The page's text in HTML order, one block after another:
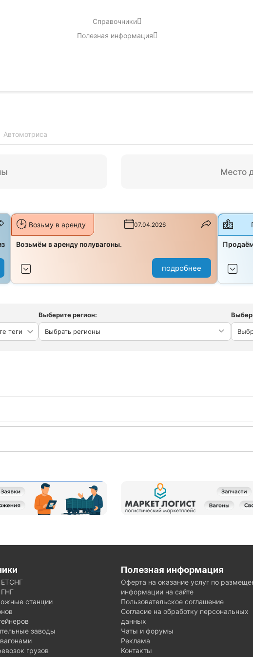
Справочники
Полезная информация
Автомотриса
Возьму в аренду 07.04.2026
Возьмём в аренду полувагоны.
подробнее
Выберите регион:
Выбрать регионы
ЕТСНГ
ГНГ
станции
заводы
грузов
Полезная информация
Оферта на оказание услуг по
информации на сайте
Пользовательское соглашение
Согласие на обработку персональных
данных
Чаты и форумы
Реклама
Контакты